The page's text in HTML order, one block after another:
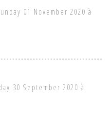
01 November 2020 à
30 September 2020 à